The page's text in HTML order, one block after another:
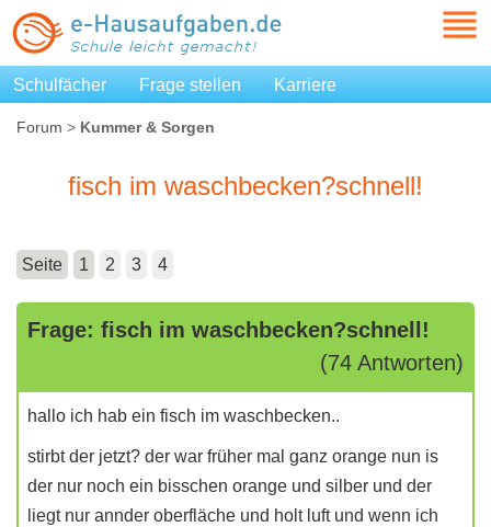
Schulfächer Frage stellen Karriere
Forum > Kummer & Sorgen
fisch im waschbecken?schnell!
Seite 1 2 3 4
Frage: fisch im waschbecken?schnell!
(74 Antworten)
hallo ich hab ein fisch im waschbecken..
stirbt der jetzt? der war früher mal ganz orange nun is
der nur noch ein bisschen orange und silber und der
liegt nur annder oberfläche und holt luft und wenn ich